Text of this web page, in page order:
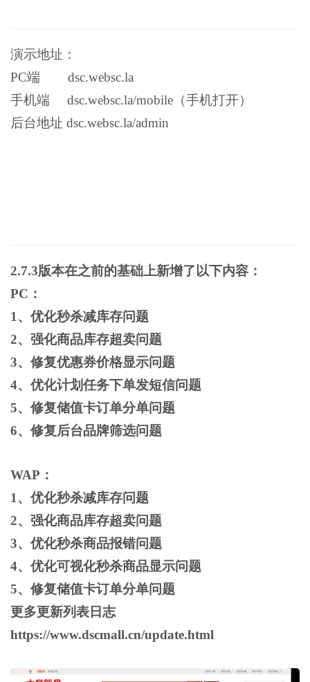
演示地址：
PC端 dsc.websc.la
手机端 dsc.websc.la/mobile（手机打开）
后台地址 dsc.websc.la/admin
2.7.3版本在之前的基础上新增了以下内容：
PC：
1、优化秒杀减库存问题
2、强化商品库存超卖问题
3、修复优惠券价格显示问题
4、优化计划任务下单发短信问题
5、修复储值卡订单分单问题
6、修复后台品牌筛选问题
WAP：
1、优化秒杀减库存问题
2、强化商品库存超卖问题
3、优化秒杀商品报错问题
4、优化可视化秒杀商品显示问题
5、修复储值卡订单分单问题
更多更新列表日志
https://www.dscmall.cn/update.html